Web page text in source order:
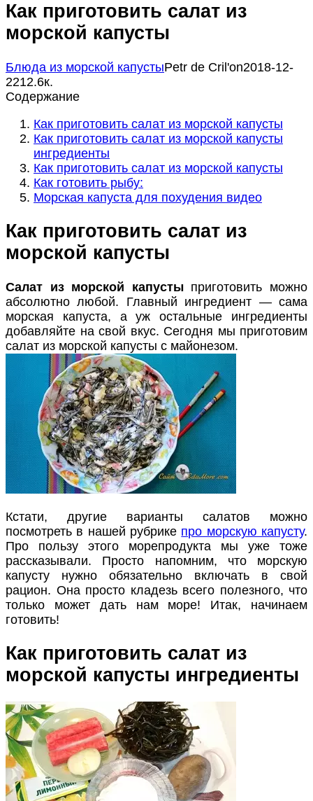
Как приготовить салат из
морской капусты
Блюда из морской капустыPetr de Сril'on2018-12-
2212.6к.
Содержание
Как приготовить салат из морской капусты
Как приготовить салат из морской капусты
ингредиенты
Как приготовить салат из морской капусты
Как готовить рыбу:
Морская капуста для похудения видео
Как приготовить салат из
морской капусты
Салат из морской капустыприготовить можно
абсолютно любой. Главный ингредиент — сама
морская капуста, а уж остальные ингредиенты
добавляйте на свой вкус. Сегодня мы приготовим
салат из морской капусты с майонезом.
Кстати, другие варианты салатов можно
посмотреть в нашей рубрике про морскую капусту.
Про пользу этого морепродукта мы уже тоже
рассказывали. Просто напомним, что морскую
капусту нужно обязательно включать в свой
рацион. Она просто кладезь всего полезного, что
только может дать нам море! Итак, начинаем
готовить!
Как приготовить салат из
морской капусты ингредиенты